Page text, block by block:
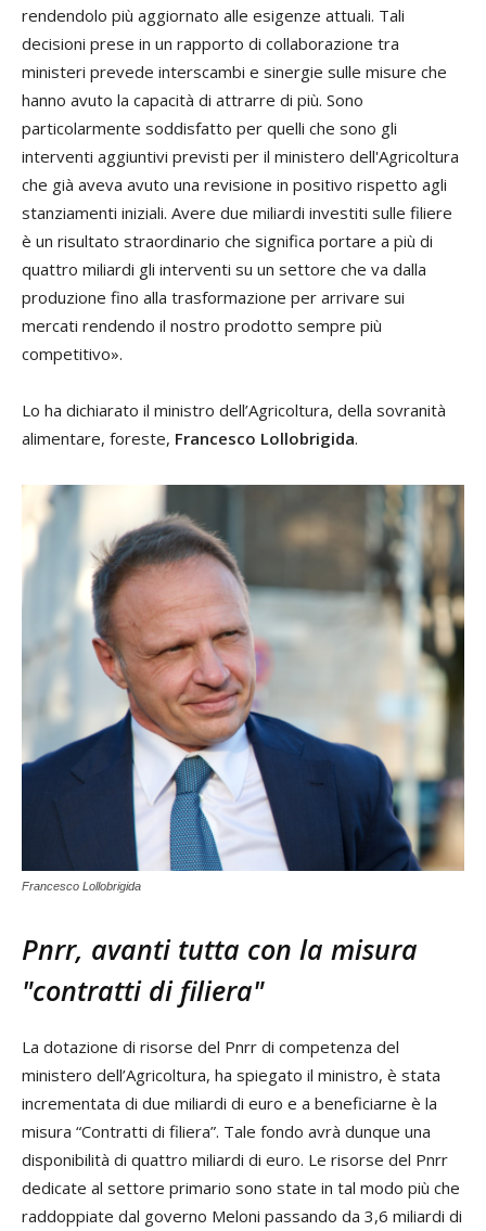
rendendolo più aggiornato alle esigenze attuali. Tali
decisioni prese in un rapporto di collaborazione tra
ministeri prevede interscambi e sinergie sulle misure che
hanno avuto la capacità di attrarre di più. Sono
particolarmente soddisfatto per quelli che sono gli
interventi aggiuntivi previsti per il ministero dell'Agricoltura
che già aveva avuto una revisione in positivo rispetto agli
stanziamenti iniziali. Avere due miliardi investiti sulle filiere
è un risultato straordinario che significa portare a più di
quattro miliardi gli interventi su un settore che va dalla
produzione fino alla trasformazione per arrivare sui
mercati rendendo il nostro prodotto sempre più
competitivo».
Lo ha dichiarato il ministro dell’Agricoltura, della sovranità
alimentare, foreste, Francesco Lollobrigida.
Francesco Lollobrigida
Pnrr, avanti tutta con la misura
"contratti di filiera"
La dotazione di risorse del Pnrr di competenza del
ministero dell’Agricoltura, ha spiegato il ministro, è stata
incrementata di due miliardi di euro e a beneficiarne è la
misura “Contratti di filiera”. Tale fondo avrà dunque una
disponibilità di quattro miliardi di euro. Le risorse del Pnrr
dedicate al settore primario sono state in tal modo più che
raddoppiate dal governo Meloni passando da 3,6 miliardi di